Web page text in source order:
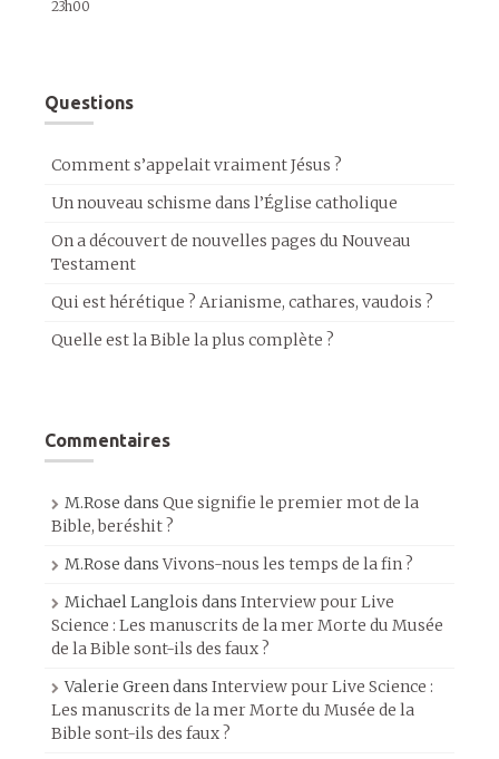
23h00
Questions
Comment s’appelait vraiment Jésus ?
Un nouveau schisme dans l’Église catholique
On a découvert de nouvelles pages du Nouveau
Testament
Qui est hérétique ? Arianisme, cathares, vaudois ?
Quelle est la Bible la plus complète ?
Commentaires
M.Rose dans Que signifie le premier mot de la
Bible, beréshit ?
M.Rose dansVivons-nous les temps de la fin ?
Michael Langlois dans Interview pour Live
Science : Les manuscrits de la mer Morte du Musée
de la Bible sont-ils des faux ?
Valerie Greendans Interview pour Live Science :
Les manuscrits de la mer Morte du Musée de la
Bible sont-ils des faux ?